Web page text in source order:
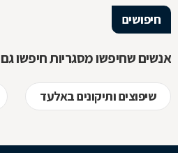
חיפושים
אנשים שחיפשו מסגריות חיפשו גם
שיפוצים ותיקונים באלעד